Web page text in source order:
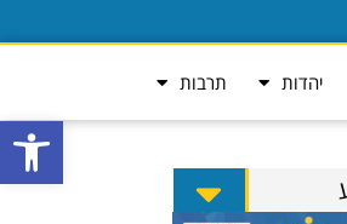
פתח
יהדות תרבות